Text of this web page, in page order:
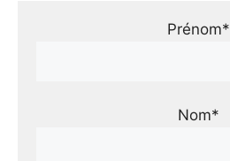
Prénom*
Nom*